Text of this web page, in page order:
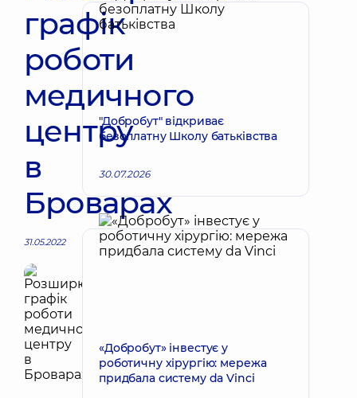
графік
роботи
медичного
центру
в
Броварах
31.05.2022
"Добробут" відкриває
безоплатну Школу батьківства
30.07.2026
«Добробут» інвестує у
роботичну хірургію: мережа
придбала систему da Vinci